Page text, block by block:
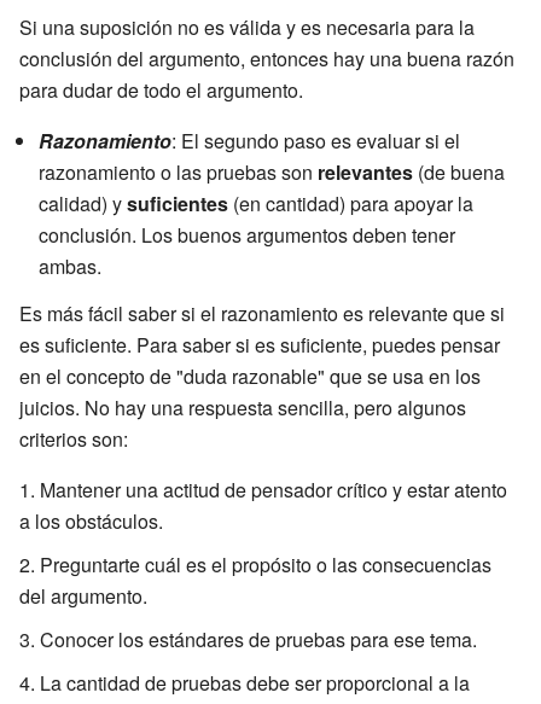
Si una suposición no es válida y es necesaria para la
conclusión del argumento, entonces hay una buena razón
para dudar de todo el argumento.
Razonamiento: El segundo paso es evaluar si el
razonamiento o las pruebas son relevantes (de buena
calidad) ysuficientes (en cantidad) para apoyar la
conclusión. Los buenos argumentos deben tener
ambas.
Es más fácil saber si el razonamiento es relevante que si
es suficiente. Para saber si es suficiente, puedes pensar
en el concepto de "duda razonable" que se usa en los
juicios. No hay una respuesta sencilla, pero algunos
criterios son:
Mantener una actitud de pensador crítico y estar atento
a los obstáculos.
Preguntarte cuál es el propósito o las consecuencias
del argumento.
Conocer los estándares de pruebas para ese tema.
La cantidad de pruebas debe ser proporcional a la